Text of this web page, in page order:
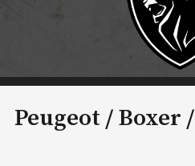
Peugeot / Boxer /